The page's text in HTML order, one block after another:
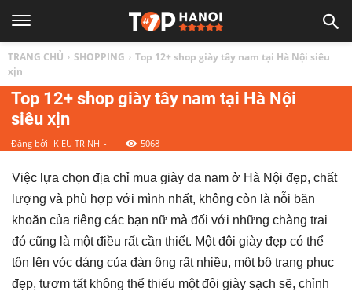
HÀ
|
Top
TRANG CHỦ SHOPPING
Top 12+ shop giày tây nam tại Hà Nội siêu
xịn
Top 12+ shop giày tây nam tại Hà Nội
siêu xịn
Đăng bởi KIEU TRINH - 5068
Việc lựa chọn địa chỉ mua giày da nam ở Hà Nội đẹp, chất
lượng và phù hợp với mình nhất, không còn là nỗi băn
khoăn của riêng các bạn nữ mà đối với những chàng trai
đó cũng là một điều rất cần thiết. Một đôi giày đẹp có thể
tôn lên vóc dáng của đàn ông rất nhiều, một bộ trang phục
đẹp, tươm tất không thể thiếu một đôi giày sạch sẽ, chỉnh